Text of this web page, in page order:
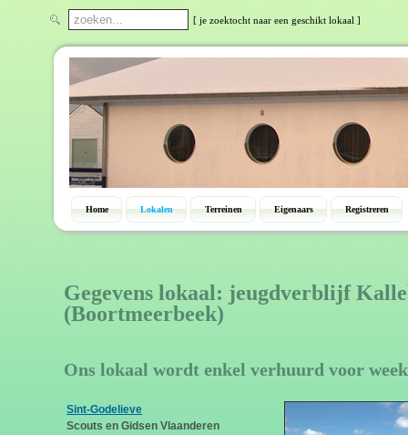
[ je zoektocht naar een geschikt lokaal ]
Home Lokalen Terreinen Eigenaars Registreren
Gegevens lokaal: jeugdverblijf
(Boortmeerbeek)
Ons lokaal wordt enkel verhuurd voor
Sint-Godelieve
Scouts en Gidsen Vlaanderen